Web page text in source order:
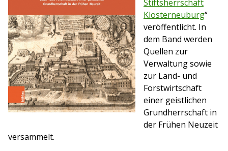
Stiftsherrschaft
Klosterneuburg“
veröffentlicht. In
dem Band werden
Quellen zur
Verwaltung sowie
zur Land- und
Forstwirtschaft
einer geistlichen
Grundherrschaft in
der Frühen Neuzeit
versammelt.